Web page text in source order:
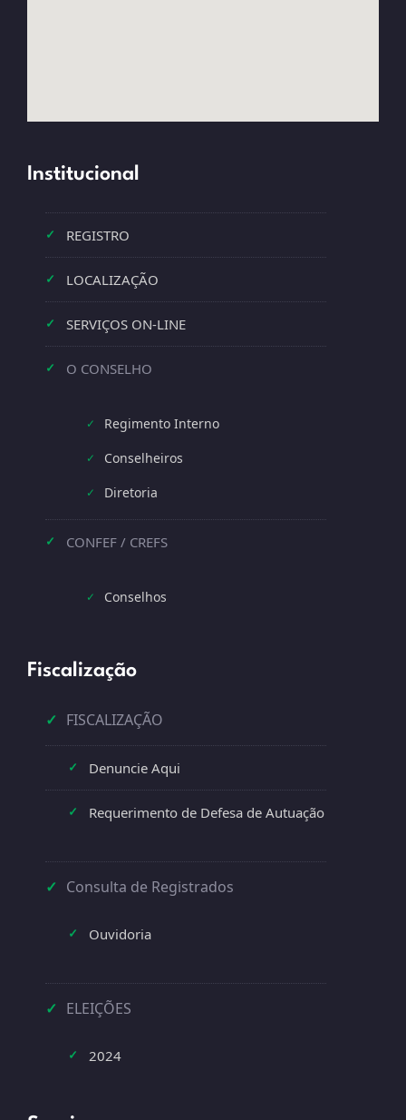
Institucional
✓ REGISTRO
✓ LOCALIZAÇÃO
✓ SERVIÇOS ON-LINE
✓ O CONSELHO
✓ Regimento Interno
✓ Conselheiros
✓ Diretoria
✓ CONFEF / CREFS
✓ Conselhos
Fiscalização
✓ FISCALIZAÇÃO
✓ Denuncie Aqui
✓ Requerimento de Defesa de Autuação
✓ Consulta de Registrados
✓ Ouvidoria
✓ ELEIÇÕES
✓ 2024